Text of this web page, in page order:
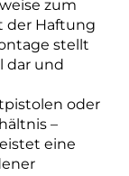
zum
der Haftung
stellt
dar und
oder
–
eine